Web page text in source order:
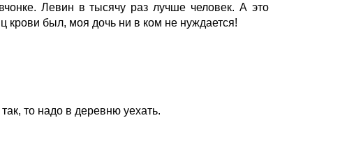
Левин в тысячу раз лучше человек. А это
крови был, моя дочь ни в ком не нуждается!
то надо в деревню уехать.